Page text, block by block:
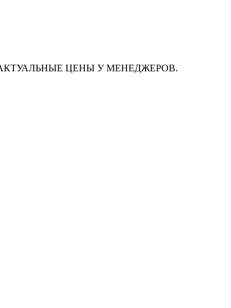
ЦЕНЫ У МЕНЕДЖЕРОВ.